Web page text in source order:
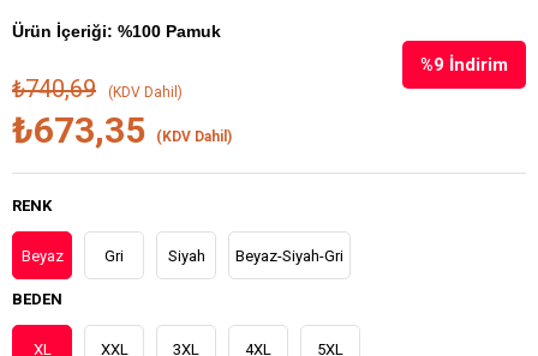
Ürün İçeriği: %100 Pamuk
%9 İndirim
₺740,69 (KDV Dahil)
₺673,35 (KDV Dahil)
RENK
Beyaz Gri Siyah Beyaz-Siyah-Gri
BEDEN
XL XXL 3XL 4XL 5XL